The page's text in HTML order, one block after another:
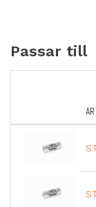
Passar till